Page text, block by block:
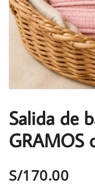
Salida de
GRAMOS
S/170.00